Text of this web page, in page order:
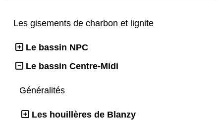
Les gisements de charbon et lignite
Le bassin NPC
Le bassin Centre-Midi
Généralités
Les houillères de Blanzy